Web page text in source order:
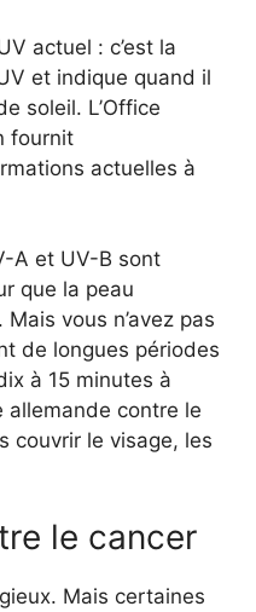
actuel : c’est la
et indique quand il
soleil. L’Office
fournit
actuelles à
A et UV-B sont
que la peau
vous n’avez pas
de longues périodes
à 15 minutes à
allemande contre le
couvrir le visage, les
le cancer
Mais certaines